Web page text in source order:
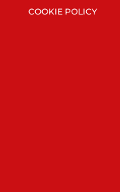
COOKIE POLICY